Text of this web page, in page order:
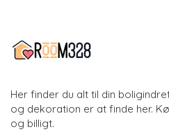
Her finder du alt til din
og dekoration er at finde her.
og billigt.